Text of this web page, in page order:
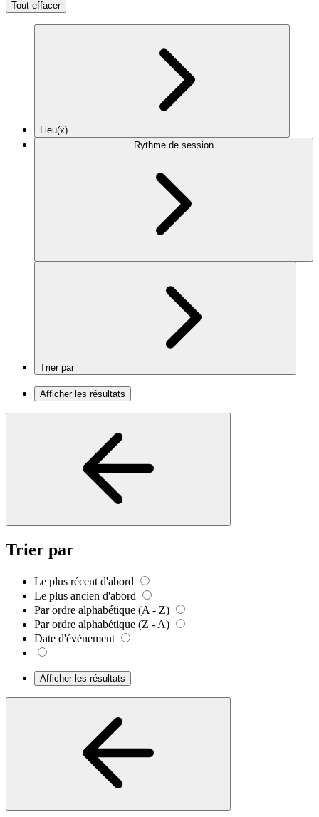
Tout effacer
Lieu(x)
Rythme de session
Trier par
Afficher les résultats
Trier par
Le plus récent d'abord
Le plus ancien d'abord
Par ordre alphabétique (A - Z)
Par ordre alphabétique (Z - A)
Date d'événement
Afficher les résultats